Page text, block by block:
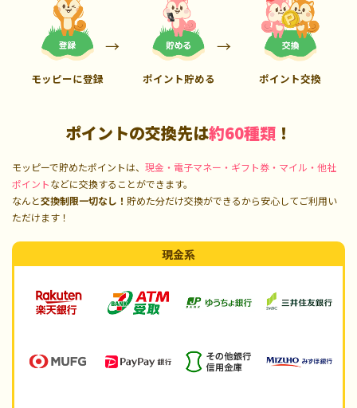
モッピーに登録 ポイント貯める ポイント交換
ポイントの交換先は約60種類 ！
モッピーで貯めたポイントは、 現金・電子マネー・ギフト券・マイル・他社
ポイントなどに交換することができます。
なんと交換制限一切なし！ 貯めた分だけ交換ができるから安心してご利用い
ただけます！
現金系